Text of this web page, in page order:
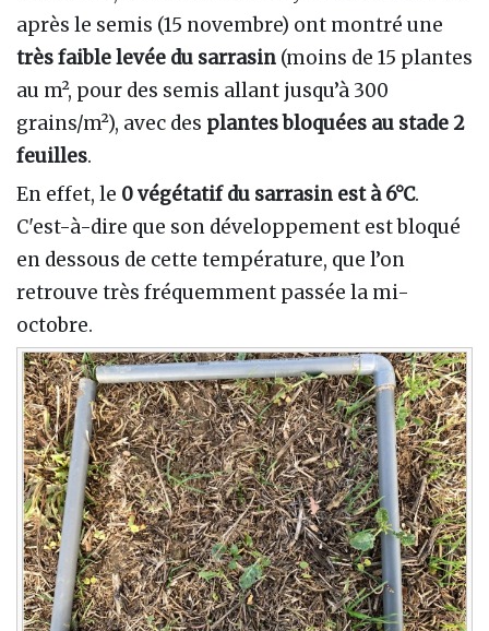
après le semis (15 novembre) ont montré une
très faible levée du sarrasin (moins de 15 plantes
au m², pour des semis allant jusqu’à 300
grains/m²), avec des plantes bloquées au stade 2
feuilles.
En effet, le 0 végétatif du sarrasin est à 6°C.
C'est-à-dire que son développement est bloqué
en dessous de cette température, que l’on
retrouve très fréquemment passée la mi-
octobre.